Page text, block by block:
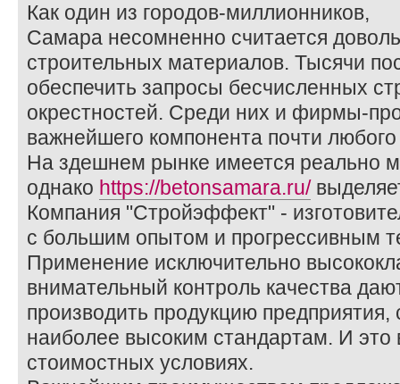
Как один из городов-миллионников,
Самара несомненно считается
строительных материалов. Тысячи
обеспечить запросы бесчисленных
окрестностей. Среди них и фирмы-
важнейшего компонента почти любого
На здешнем рынке имеется реально
однако https://betonsamara.ru/
Компания "Стройэффект" -
с большим опытом и прогрессивным
Применение исключительно
внимательный контроль качества
производить продукцию
наиболее высоким стандартам. И
стоимостных условиях.